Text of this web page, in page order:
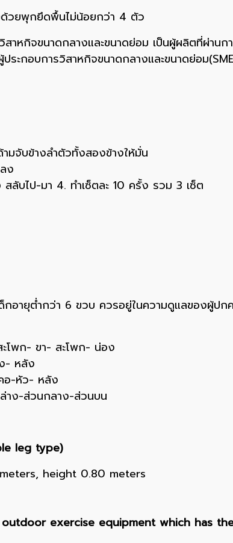
วยพุกยึดพื้นไม่น้อยกว่า 4 ตัว
าหกิจขนาดกลางและขนาดย่อม เป็นผู้ผลิตที่ผ่านก
ระกอบการวิสาหกิจขนาดกลางและขนาดย่อม
จับข้างลำตัวทั้งสองข้างให้มั่น
ง
ลับไป-มา 4. ทำเซ็ตละ 10 ครั้ง รวม 3 เซ็ต
กอายุต่ำกว่า 6 ขวบ ควรอยู่ในความดูแลของผู้ปก
โพก- ขา- สะโพก- น่อง
- หลัง
อ-หัว- หลัง
าง-ส่วนกลาง-ส่วนบน
leg type)
height 0.80 meters
exercise equipment which has